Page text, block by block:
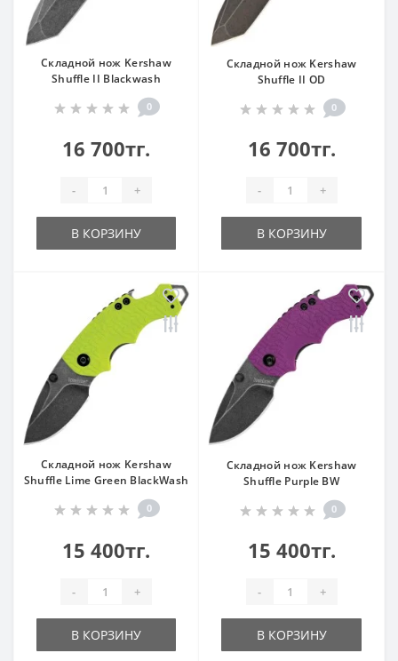
Складной нож Kershaw
Shuffle II Blackwash
0
16 700тг.
- +
В КОРЗИНУ
Складной нож Kershaw
Shuffle II OD
0
16 700тг.
- +
В КОРЗИНУ
Складной нож Kershaw
Shuffle Lime Green BlackWash
0
15 400тг.
- +
В КОРЗИНУ
Складной нож Kershaw
Shuffle Purple BW
0
15 400тг.
- +
В КОРЗИНУ